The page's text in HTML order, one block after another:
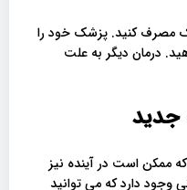
مصرف کنید. پزشک خود را
درمان دیگر به علت
جدید
ممکن است در آینده نیز
وجود دارد که می توانید